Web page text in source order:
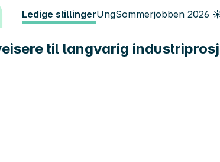
Ledige stillingerUngSommerjobben 2026
til langvarig